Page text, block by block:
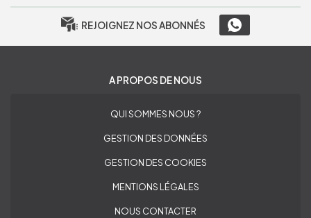
REJOIGNEZ NOS ABONNÉS
A PROPOS DE NOUS
QUI SOMMES NOUS ?
GESTION DES DONNÉES
GESTION DES COOKIES
MENTIONS LÉGALES
NOUS CONTACTER